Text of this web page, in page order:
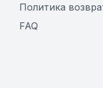
Политика
FAQ